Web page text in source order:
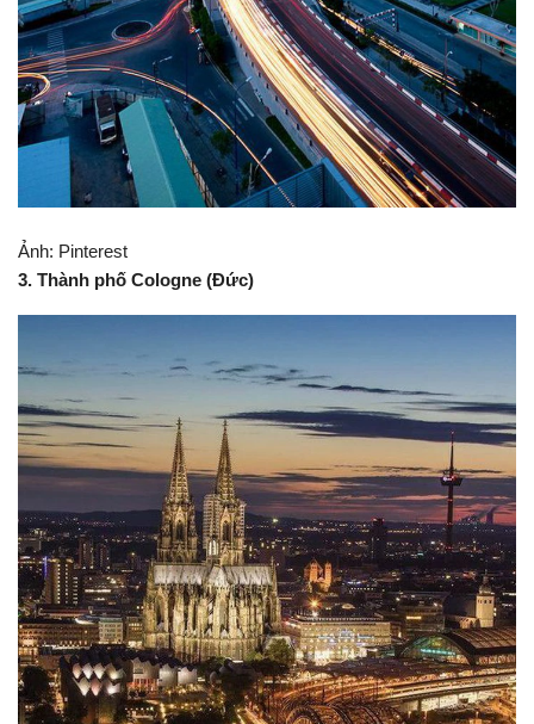
Ảnh: Pinterest
2. Thành phố Hồ Chí Minh (Việt Nam)